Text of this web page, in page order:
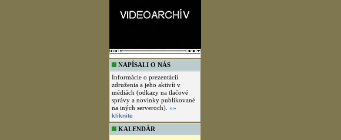
NAPÍSALI O NÁS
Informácie o prezentácií
združenia a jeho aktivít v
médiách (odkazy na tlačové
správy a novinky publikované
na iných serveroch). »»
kliknite
KALENDÁR